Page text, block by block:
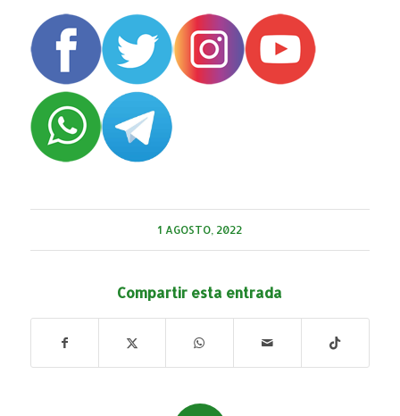
1 AGOSTO, 2022
Compartir esta entrada